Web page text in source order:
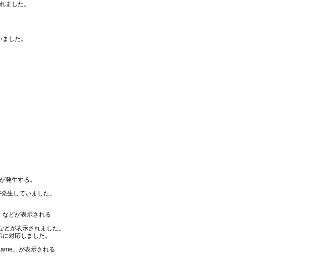
ました。
した。
発生する。
生していました。
どが表示される
が表示されました。
対応しました。
」が表示される